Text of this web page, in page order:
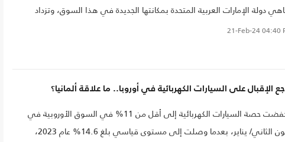
دولة الإمارات العربية المتحدة بمكانتها الجديدة في هذا السوق، وتزداد
بين البلدين شراسة، بحسب تقرير لهيئة الإذاعة السويسرية "سويس
21-Feb-2404:40
الإقبال على السيارات الكهربائية في أوروبا.. ما علاقة ألمانيا؟
انخفضت حصة السيارات الكهربائية إلى أقل من 11% في السوق الأوروبية في
كانون الثاني/ يناير، بعدما وصلت إلى مستوى قياسي بلغ 14.6% عام 2023،